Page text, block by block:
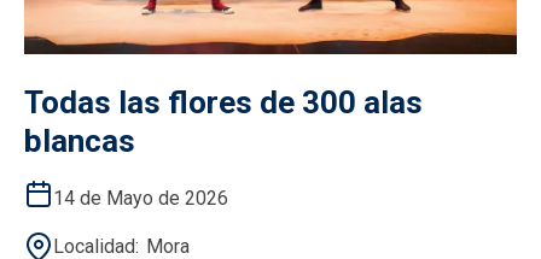
Todas las flores de 300 alas
blancas
14 de Mayo de 2026
Localidad Mora